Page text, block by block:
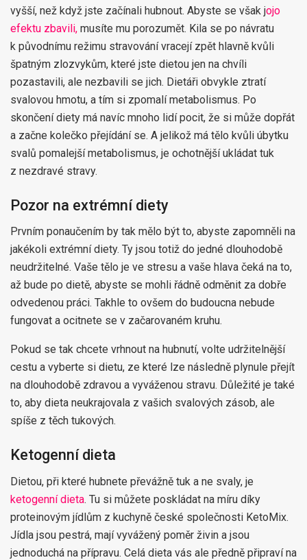
vyšší, než když jste začínali hubnout. Abyste se však jojo
efektu zbavili, musíte mu porozumět. Kila se po návratu
k původnímu režimu stravování vracejí zpět hlavně kvůli
špatným zlozvykům, které jste dietou jen na chvíli
pozastavili, ale nezbavili se jich. Dietáři obvykle ztratí
svalovou hmotu, a tím si zpomalí metabolismus. Po
skončení diety má navíc mnoho lidí pocit, že si může dopřát
a začne kolečko přejídání se. A jelikož má tělo kvůli úbytku
svalů pomalejší metabolismus, je ochotnější ukládat tuk
z nezdravé stravy.
Pozor na extrémní diety
Prvním ponaučením by tak mělo být to, abyste zapomněli na
jakékoli extrémní diety. Ty jsou totiž do jedné dlouhodobě
neudržitelné. Vaše tělo je ve stresu a vaše hlava čeká na to,
až bude po dietě, abyste se mohli řádně odměnit za dobře
odvedenou práci. Takhle to ovšem do budoucna nebude
fungovat a ocitnete se v začarovaném kruhu.
Pokud se tak chcete vrhnout na hubnutí, volte udržitelnější
cestu a vyberte si dietu, ze které lze následně plynule přejít
na dlouhodobě zdravou a vyváženou stravu. Důležité je také
to, aby dieta neukrajovala z vašich svalových zásob, ale
spíše z těch tukových.
Ketogenní dieta
Dietou, při které hubnete převážně tuk a ne svaly, je
ketogenní dieta. Tu si můžete poskládat na míru díky
proteinovým jídlům z kuchyně české společnosti KetoMix.
Jídla jsou pestrá, mají vyvážený poměr živin a jsou
jednoduchá na přípravu. Celá dieta vás ale předně připraví na